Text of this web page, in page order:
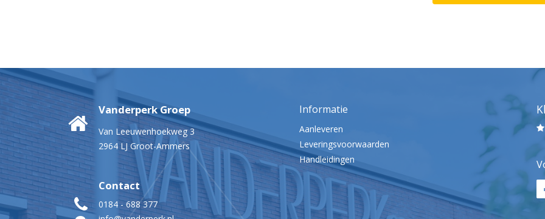
Vanderperk Groep
Van Leeuwenhoekweg 3
2964 LJ Groot-Ammers
Contact
0184 - 688 377
Informatie
Aanleveren
Leveringsvoorwaarden
Handleidingen